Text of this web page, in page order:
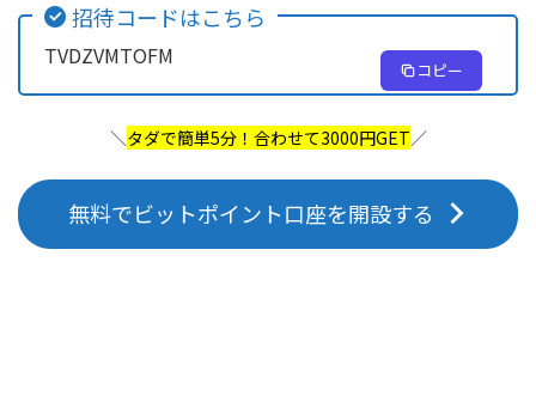
招待コードはこちら
TVDZVMTOFM
コピー
＼タダで簡単5分！合わせて3000円GET／
無料でビットポイント口座を開設する